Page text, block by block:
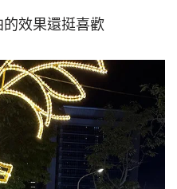
效果還挺喜歡